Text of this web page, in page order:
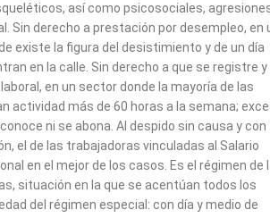
así como psicosociales,
Sin derecho a prestación por desempleo, en
existe la figura del desistimiento y de un día
en la calle. Sin derecho a que se registre y
en un sector donde la mayoría de las
actividad más de 60 horas a la semana;
ni se abona. Al despido sin causa y con
el de las trabajadoras vinculadas al Salario
en el mejor de los casos. Es el régimen de
situación en la que se acentúan todos los
del régimen especial: con día y medio de